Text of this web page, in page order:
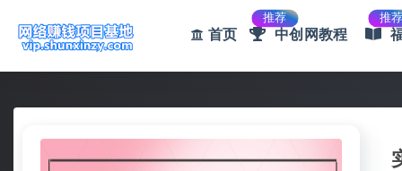
首页
推荐
中创网教程
推荐